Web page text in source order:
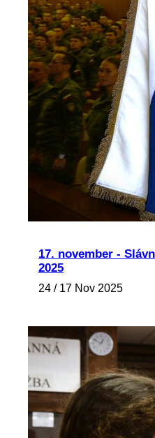
17. november -
2025
24 / 17 Nov 2025